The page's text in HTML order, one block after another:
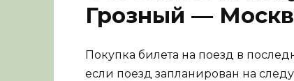
Грозный —
Покупка билета на поезд в
если поезд запланирован на